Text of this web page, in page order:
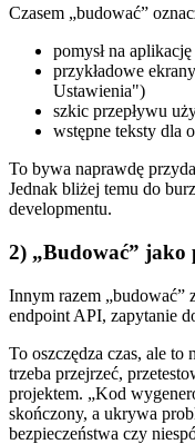
Czasem „budować”
pomysł na
przykładowe
Ustawienia")
szkic przepływu
wstępne teksty dla
To bywa naprawdę
Jednak bliżej temu do
developmentu.
2) „Budować” jako
Innym razem „budować”
endpoint API, zapytanie
To oszczędza czas, ale to
trzeba przejrzeć,
projektem. „Kod
skończony, a ukrywa
bezpieczeństwa czy